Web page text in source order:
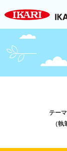
テー
（